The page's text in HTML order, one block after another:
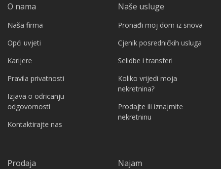
O nama
Naša firma
Opći uvjeti
Karijere
Pravila privatnosti
Izjava o odricanju
odgovornosti
Kontaktirajte nas
Naše usluge
Pronađi moj dom iz snova
Cjenik posredničkih usluga
Selidbe i transferi
Koliko vrijedi moja
nekretnina?
Prodajte ili iznajmite
nekretninu
Prodaja Najam